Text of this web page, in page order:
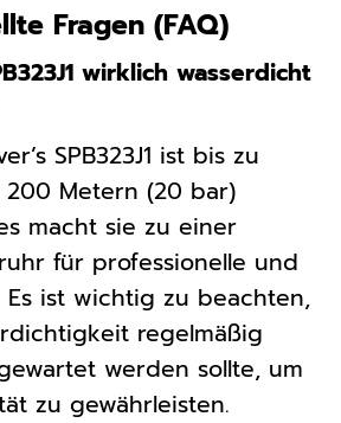
Fragen (FAQ)
wirklich wasserdicht
SPB323J1 ist bis zu
Metern (20 bar)
macht sie zu einer
für professionelle und
Es ist wichtig zu beachten,
regelmäßig
werden sollte, um
zu gewährleisten.